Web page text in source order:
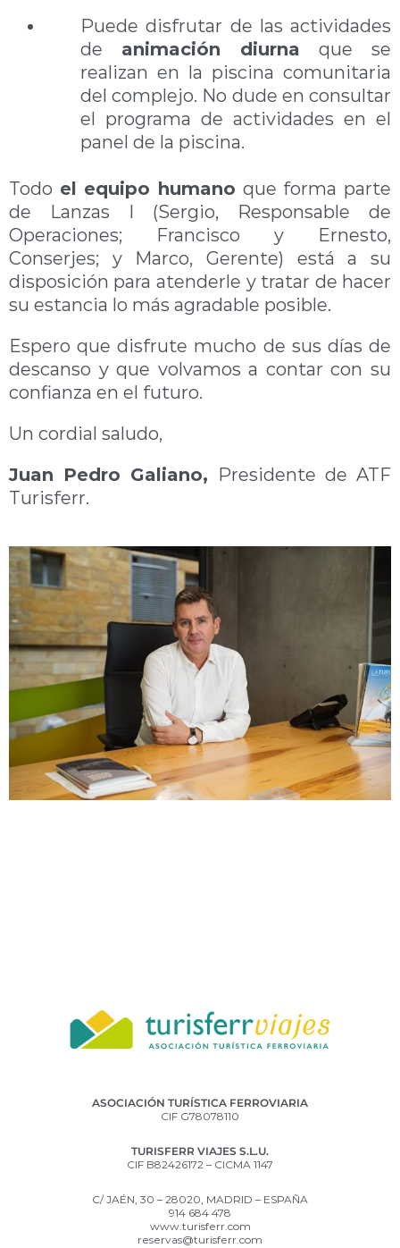
Puede disfrutar de las actividades
de animación diurna que se
realizan en la piscina comunitaria
del complejo. No dude en consultar
el programa de actividades en el
panel de la piscina.
Todo el equipo humano que forma parte
de Lanzas I (Sergio, Responsable de
Operaciones; Francisco y Ernesto,
Conserjes; y Marco, Gerente) está a su
disposición para atenderle y tratar de hacer
su estancia lo más agradable posible.
Espero que disfrute mucho de sus días de
descanso y que volvamos a contar con su
confianza en el futuro.
Un cordial saludo,
Juan Pedro Galiano, Presidente de ATF
Turisferr.
ASOCIACIÓN TURÍSTICA FERROVIARIA
CIF G78078110
TURISFERR VIAJES S.L.U.
CIF B82426172 – CICMA 1147
C/ JAÉN, 30 – 28020, MADRID – ESPAÑA
914 684 478
www.turisferr.com
reservas@turisferr.com